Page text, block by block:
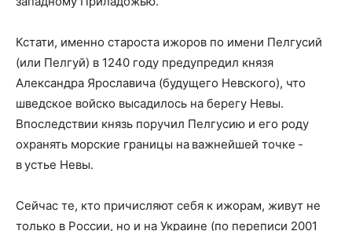
Кстати, именно староста ижоров по имени Пелгусий
(или Пелгуй) в 1240 году предупредил князя
Александра Ярославича (будущего Невского), что
шведское войско высадилось на берегу Невы.
Впоследствии князь поручил Пелгусию и его роду
охранять морские границы на важнейшей точке -
в устье Невы.
Сейчас те, кто причисляют себя к ижорам, живут не
только в России, но и на Украине (по переписи 2001